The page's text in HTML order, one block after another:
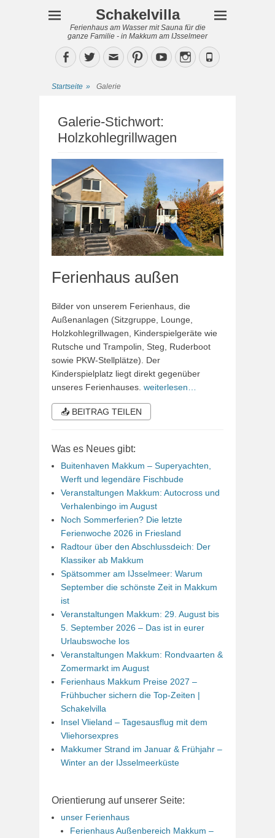
Schakelvilla
Ferienhaus am Wasser mit Sauna für die
ganze Familie - in Makkum am IJsselmeer
Facebook
TwitterEmailPinterestYouTubeInstagram
Phone
Startseite » Galerie
Galerie-Stichwort:
Holzkohlegrillwagen
Ferienhaus außen
Bilder von unserem Ferienhaus, die
Außenanlagen (Sitzgruppe, Lounge,
Holzkohlegrillwagen, Kinderspielgeräte wie
Rutsche und Trampolin, Steg, Ruderboot
sowie PKW-Stellplätze). Der
Kinderspielplatz liegt direkt gegenüber
unseres Ferienhauses. weiterlesen…
📤 BEITRAG TEILEN
Was es Neues gibt:
Buitenhaven Makkum – Superyachten,
Werft und legendäre Fischbude
Veranstaltungen Makkum: Autocross und
Verhalenbingo im August
Noch Sommerferien? Die letzte
Ferienwoche 2026 in Friesland
Radtour über den Abschlussdeich: Der
Klassiker ab Makkum
Spätsommer am IJsselmeer: Warum
September die schönste Zeit in Makkum
ist
Veranstaltungen Makkum: 29. August bis
5. September 2026 – Das ist in eurer
Urlaubswoche los
Veranstaltungen Makkum: Rondvaarten &
Zomermarkt im August
Ferienhaus Makkum Preise 2027 –
Frühbucher sichern die Top-Zeiten |
Schakelvilla
Insel Vlieland – Tagesausflug mit dem
Vliehorsexpres
Makkumer Strand im Januar & Frühjahr –
Winter an der IJsselmeerküste
Orientierung auf unserer Seite:
unser Ferienhaus
Ferienhaus Außenbereich Makkum –